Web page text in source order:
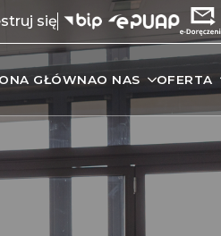
się
GŁÓWNAO NAS OFERTA